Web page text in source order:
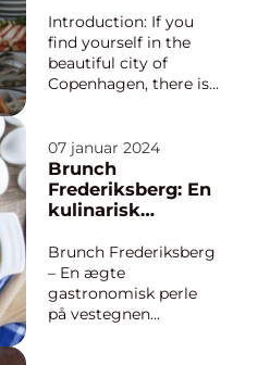
ting, der er værd at
vide. En brunch i
Aarhus...
Delights
Introduction: If you
find yourself in the
beautiful city of
Copenhagen, there is
cannot miss brunch.
Combining the best
of breakfast and
lunch, brunch has
Danish culture. In this
article, we will delv...
07 januar 2024
Brunch
Frederiksberg: En
kulinarisk
historiske rødder
Brunch Frederiksberg
– En ægte
gastronomisk perle
på vestegnen